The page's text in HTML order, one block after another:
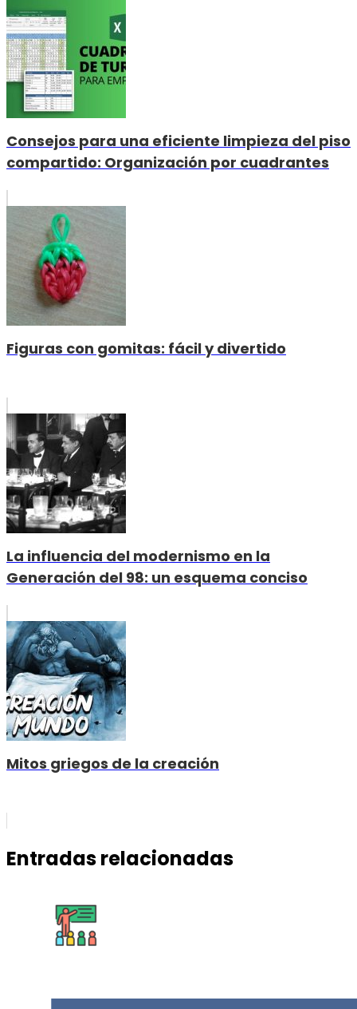
Consejos para una eficiente limpieza del piso
compartido: Organización por cuadrantes
Figuras con gomitas: fácil y divertido
La influencia del modernismo en la
Generación del 98: un esquema conciso
Mitos griegos de la creación
Entradas relacionadas